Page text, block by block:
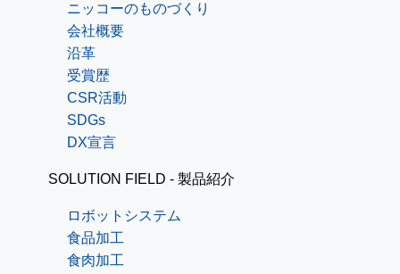
ニッコーのものづくり
会社概要
沿革
受賞歴
CSR活動
SDGs
DX宣言
SOLUTION FIELD - 製品紹介
ロボットシステム
食品加工
食肉加工